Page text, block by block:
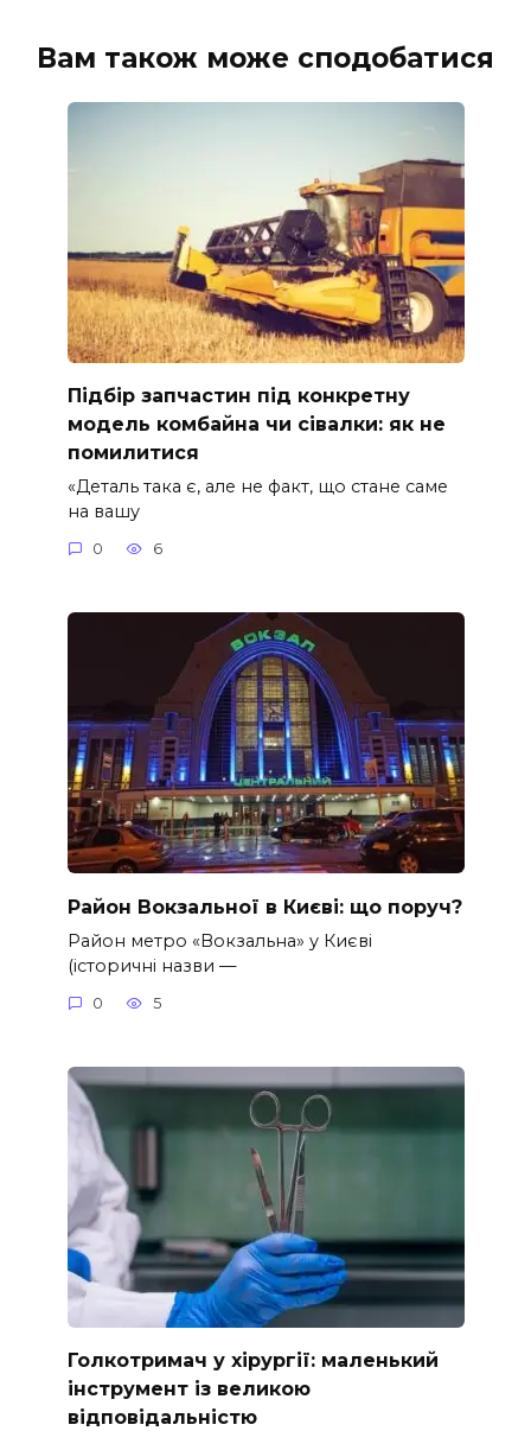
Вам також може сподобатися
Підбір запчастин під конкретну
модель комбайна чи сівалки: як не
помилитися
«Деталь така є, але не факт, що стане саме
на вашу
0 6
Район Вокзальної в Києві: що поруч?
Район метро «Вокзальна» у Києві
(історичні назви —
0 5
Голкотримач у хірургії: маленький
інструмент із великою
відповідальністю